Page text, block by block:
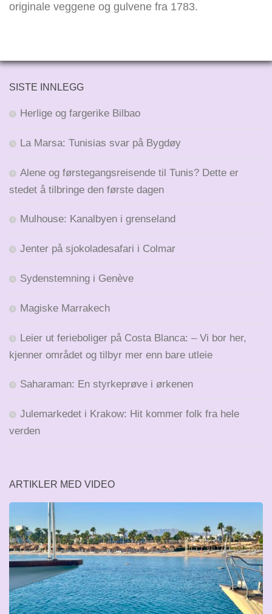
originale veggene og gulvene fra 1783.
SISTE INNLEGG
Herlige og fargerike Bilbao
La Marsa: Tunisias svar på Bygdøy
Alene og førstegangsreisende til Tunis? Dette er
stedet å tilbringe den første dagen
Mulhouse: Kanalbyen i grenseland
Jenter på sjokoladesafari i Colmar
Sydenstemning i Genève
Magiske Marrakech
Leier ut ferieboliger på Costa Blanca: – Vi bor her,
kjenner området og tilbyr mer enn bare utleie
Saharaman: En styrkeprøve i ørkenen
Julemarkedet i Krakow: Hit kommer folk fra hele
verden
ARTIKLER MED VIDEO